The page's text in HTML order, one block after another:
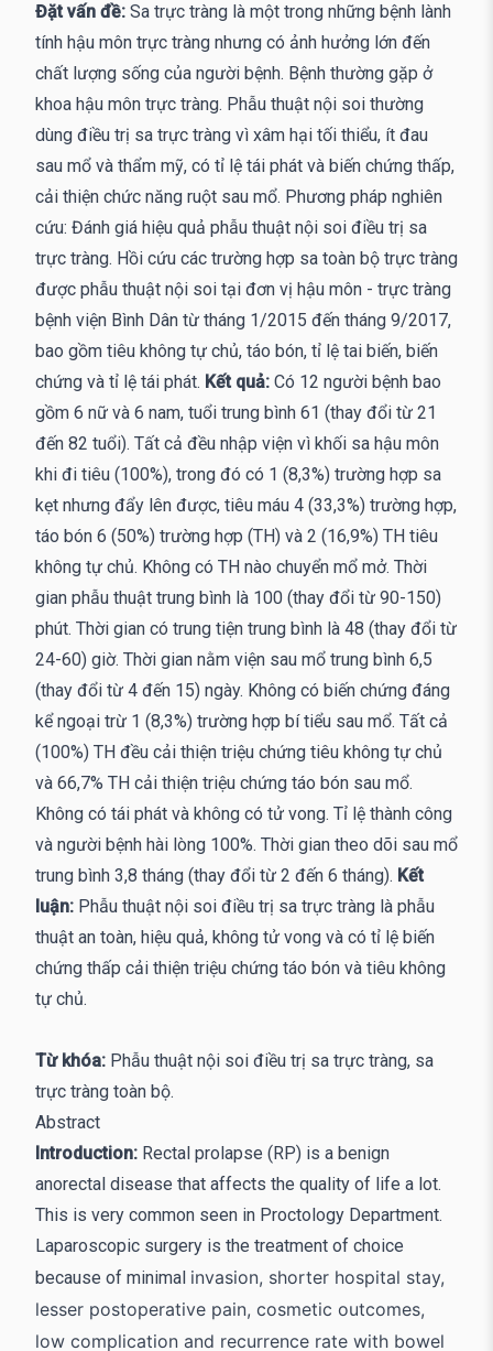
Đặt vấn đề: Sa trực tràng là một trong những bệnh lành
tính hậu môn trực tràng nhưng có ảnh hưởng lớn đến
chất lượng sống của người bệnh. Bệnh thường gặp ở
khoa hậu môn trực tràng. Phẫu thuật nội soi thường
dùng điều trị sa trực tràng vì xâm hại tối thiểu, ít đau
sau mổ và thẩm mỹ, có tỉ lệ tái phát và biến chứng thấp,
cải thiện chức năng ruột sau mổ. Phương pháp nghiên
cứu: Đánh giá hiệu quả phẫu thuật nội soi điều trị sa
trực tràng. Hồi cứu các trường hợp sa toàn bộ trực tràng
được phẫu thuật nội soi tại đơn vị hậu môn - trực tràng
bệnh viện Bình Dân từ tháng 1/2015 đến tháng 9/2017,
bao gồm tiêu không tự chủ, táo bón, tỉ lệ tai biến, biến
chứng và tỉ lệ tái phát. Kết quả: Có 12 người bệnh bao
gồm 6 nữ và 6 nam, tuổi trung bình 61 (thay đổi từ 21
đến 82 tuổi). Tất cả đều nhập viện vì khối sa hậu môn
khi đi tiêu (100%), trong đó có 1 (8,3%) trường hợp sa
kẹt nhưng đẩy lên được, tiêu máu 4 (33,3%) trường hợp,
táo bón 6 (50%) trường hợp (TH) và 2 (16,9%) TH tiêu
không tự chủ. Không có TH nào chuyển mổ mở. Thời
gian phẫu thuật trung bình là 100 (thay đổi từ 90-150)
phút. Thời gian có trung tiện trung bình là 48 (thay đổi từ
24-60) giờ. Thời gian nằm viện sau mổ trung bình 6,5
(thay đổi từ 4 đến 15) ngày. Không có biến chứng đáng
kể ngoại trừ 1 (8,3%) trường hợp bí tiểu sau mổ. Tất cả
(100%) TH đều cải thiện triệu chứng tiêu không tự chủ
và 66,7% TH cải thiện triệu chứng táo bón sau mổ.
Không có tái phát và không có tử vong. Tỉ lệ thành công
và người bệnh hài lòng 100%. Thời gian theo dõi sau mổ
trung bình 3,8 tháng (thay đổi từ 2 đến 6 tháng). Kết
luận: Phẫu thuật nội soi điều trị sa trực tràng là phẫu
thuật an toàn, hiệu quả, không tử vong và có tỉ lệ biến
chứng thấp cải thiện triệu chứng táo bón và tiêu không
tự chủ.
Từ khóa: Phẫu thuật nội soi điều trị sa trực tràng, sa
trực tràng toàn bộ.
Abstract
Introduction: Rectal prolapse (RP) is a benign
anorectal disease that affects the quality of life a lot.
This is very common seen in Proctology Department.
Laparoscopic surgery is the treatment of choice
because of minimal invasion, shorter hospital stay,
lesser postoperative pain, cosmetic outcomes,
low complication and recurrence rate with bowel